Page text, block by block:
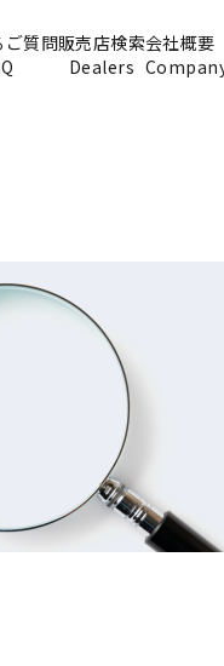
ご質問販売店検索
Dealers
会社概要